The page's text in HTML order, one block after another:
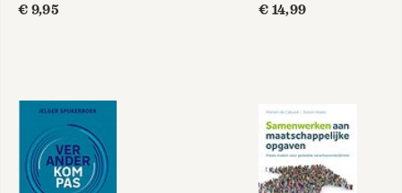
€ 9,95
€ 14,99